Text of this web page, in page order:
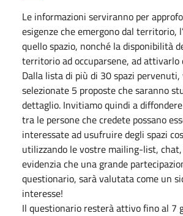
Le informazioni serviranno per
esigenze che emergono dal territorio,
quello spazio, nonché la disponibilità
territorio ad occuparsene, ad attivarlo
Dalla lista di più di 30 spazi
selezionate 5 proposte che saranno
dettaglio. Invitiamo quindi a
tra le persone che credete possano
interessate ad usufruire degli spazi
utilizzando le vostre mailing-list, chat,
evidenzia che una grande
questionario, sarà valutata come un
interesse!
Il questionario resterà attivo fino al 7